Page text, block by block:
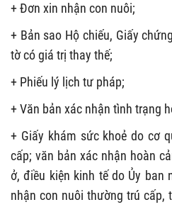
+ Đơn xin nhận con nuôi;
+ Bản sao Hộ chiếu, Giấy
tờ có giá trị thay thế;
+ Phiếu lý lịch tư pháp;
+ Văn bản xác nhận tình trạng
+ Giấy khám sức khoẻ do cơ
cấp; văn bản xác nhận hoàn
ở, điều kiện kinh tế do Ủy ban
nhận con nuôi thường trú